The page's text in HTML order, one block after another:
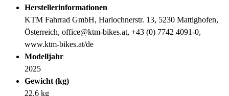
Herstellerinformationen
KTM Fahrrad GmbH, Harlochnerstr. 13, 5230 Mattighofen,
Österreich, office@ktm-bikes.at, +43 (0) 7742 4091-0,
www.ktm-bikes.at/de
Modelljahr
2025
Gewicht (kg)
22,6 kg